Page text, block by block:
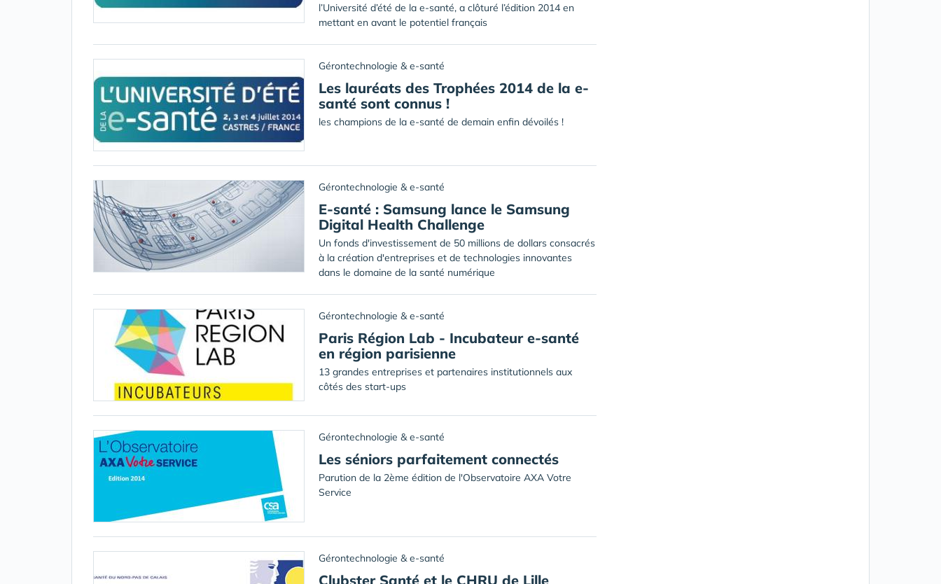
l’Université d’été de la e-santé, a clôturé l’édition 2014 en
mettant en avant le potentiel français
Gérontechnologie & e-santé
Les lauréats des Trophées 2014 de la e-
santé sont connus !
les champions de la e-santé de demain enfin dévoilés !
Gérontechnologie & e-santé
E-santé : Samsung lance le Samsung
Digital Health Challenge
Un fonds d'investissement de 50 millions de dollars consacrés
à la création d'entreprises et de technologies innovantes
dans le domaine de la santé numérique
Gérontechnologie & e-santé
Paris Région Lab - Incubateur e-santé
en région parisienne
13 grandes entreprises et partenaires institutionnels aux
côtés des start-ups
Gérontechnologie & e-santé
Les séniors parfaitement connectés
Parution de la 2ème édition de l'Observatoire AXA Votre
Service
Gérontechnologie & e-santé
Clubster Santé et le CHRU de Lille